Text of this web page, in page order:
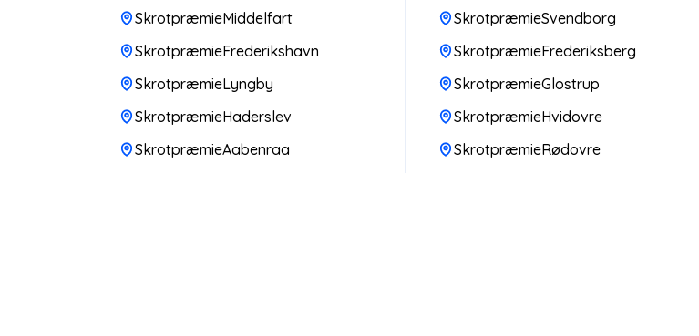
SkrotpræmieMiddelfart
SkrotpræmieFrederikshavn
SkrotpræmieLyngby
SkrotpræmieHaderslev
SkrotpræmieAabenraa
SkrotpræmieSvendborg
SkrotpræmieFrederiksberg
SkrotpræmieGlostrup
SkrotpræmieHvidovre
SkrotpræmieRødovre